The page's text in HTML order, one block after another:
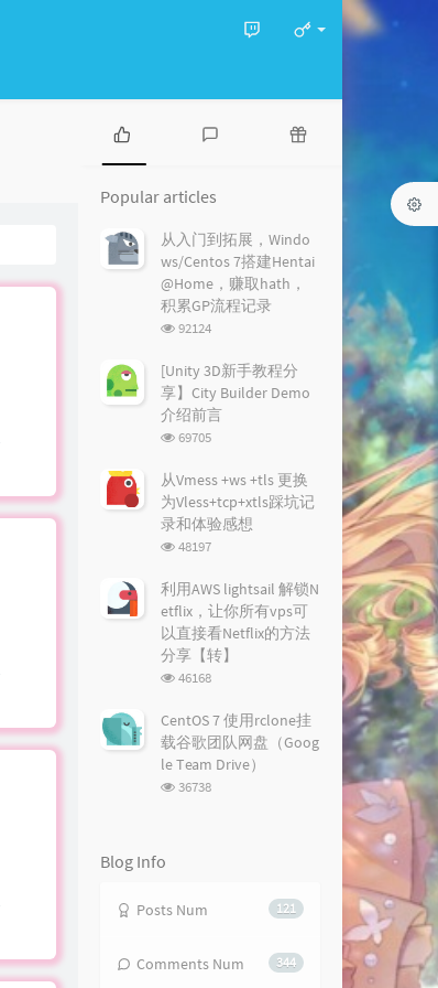
P
p
u
l
a
t
i
c
s
t
e
s
c
o
m
n
t
d
o
a
Popular articles
从入门到拓展，Windo
ws/Centos 7搭建Hentai
@Home，赚取hath，
积累GP流程记录
浏
次
数:
92124
[Unity 3D新手教程分
享】City Builder Demo
介绍前言
浏
次
数:
69705
从Vmess +ws +tls 更换
为Vless+tcp+xtls踩坑记
录和体验感想
浏
次
数:
48197
利用AWS lightsail 解锁N
etflix，让你所有vps可
以直接看Netflix的方法
分享【转】
浏
次
数:
46168
CentOS 7 使用rclone挂
载谷歌团队网盘（Goog
le Team Drive）
浏
36738
Blog Info
121
Posts Num
344
Comments Num